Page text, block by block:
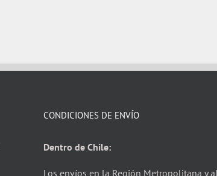
CONDICIONES DE ENVÍO
Dentro de Chile:
Los envíos en la Región Metropolitana y